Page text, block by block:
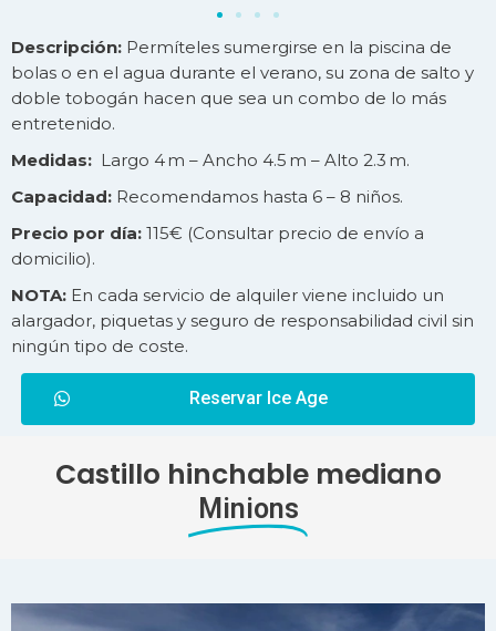
Descripción: Permíteles sumergirse en la piscina de
bolas o en el agua durante el verano, su zona de salto y
doble tobogán hacen que sea un combo de lo más
entretenido.
Medidas: Largo 4 m – Ancho 4.5 m – Alto 2.3 m.
Capacidad: Recomendamos hasta 6 – 8 niños.
Precio por día: 115€ (Consultar precio de envío a
domicilio).
NOTA: En cada servicio de alquiler viene incluido un
alargador, piquetas y seguro de responsabilidad civil sin
ningún tipo de coste.
Reservar Ice Age
Castillo hinchable mediano
Minions